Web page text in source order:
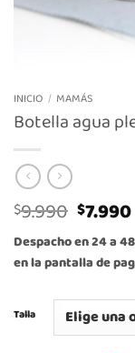
INICIO / MAMÁS
Botella agua
$9.990 El
precio
era:
$7.990El
Despacho en 24 a
en la pantalla de
Talla